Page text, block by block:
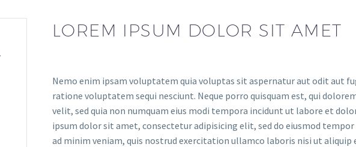
LOREM IPSUM DOLOR SIT AMET
Nemo enim ipsam voluptatem quia voluptas sit aspernatur aut odit aut
ratione voluptatem sequi nesciunt. Neque porro quisquam est, qui
velit, sed quia non numquam eius modi tempora incidunt ut labore et
ipsum dolor sit amet, consectetur adipisicing elit, sed do eiusmod
ad minim veniam, quis nostrud exercitation ullamco laboris nisi ut aliquip